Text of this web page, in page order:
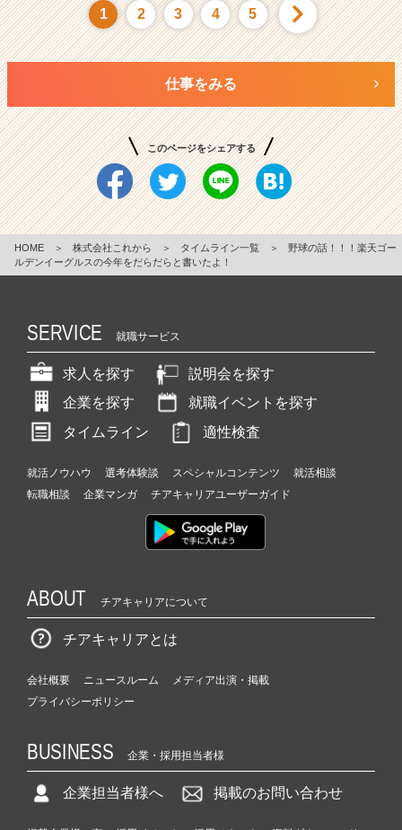
1 2 3 4 5
仕事をみる
このページをシェアする
HOME ＞ 株式会社これから ＞ タイムライン一覧 ＞
野球の話！！！楽天ゴー
ルデンイーグルスの今年をだらだらと書いたよ！
SERVICE 就職サービス
求人を探す
説明会を探す
企業を探す
就職イベントを探す
タイムライン
適性検査
就活ノウハウ 選考体験談 スペシャルコンテンツ
就活相談
転職相談
企業マンガ チアキャリアユーザーガイド
ABOUT チアキャリアについて
チアキャリアとは
会社概要 ニュースルーム
メディア出演・掲載
プライバシーポリシー
BUSINESS 企業・採用担当者様
企業担当者様へ 掲載のお問い合わせ